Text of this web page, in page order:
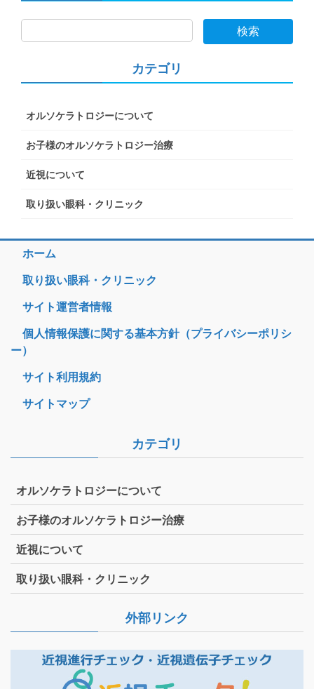
検索
カテゴリ
オルソケラトロジーについて
お子様のオルソケラトロジー治療
近視について
取り扱い眼科・クリニック
ホーム
取り扱い眼科・クリニック
サイト運営者情報
個人情報保護に関する基本方針（プライバシーポリシ
ー）
サイト利用規約
サイトマップ
カテゴリ
オルソケラトロジーについて
お子様のオルソケラトロジー治療
近視について
取り扱い眼科・クリニック
外部リンク